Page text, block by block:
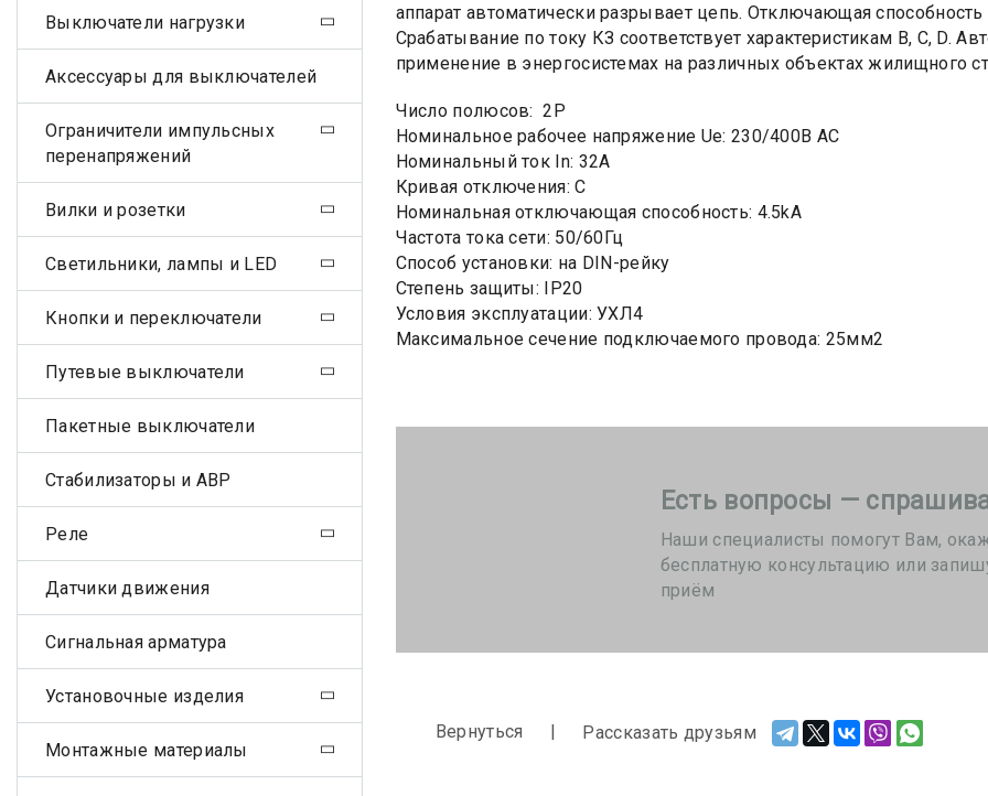
аппарат автоматически разрывает цепь. Отключающая
Срабатывание по току КЗ соответствует характеристикам B, C, D.
применение в энергосистемах на различных объектах жилищного
Число полюсов: 2Р
Номинальное рабочее напряжение Ue: 230/400В AC
Номинальный ток In: 32А
Кривая отключения: C
Номинальная отключающая способность: 4.5kA
Частота тока сети: 50/60Гц
Способ установки: на DIN-рейку
Степень защиты: IP20
Условия эксплуатации: УХЛ4
Максимальное сечение подключаемого провода: 25мм2
Есть вопросы —
Наши специалисты помогут Вам,
бесплатную консультацию или
приём
Вернуться Рассказать друзьям
Выключатели нагрузки
Аксессуары для выключателей
Ограничители импульсных
перенапряжений
Вилки и розетки
Светильники, лампы и LED
Кнопки и переключатели
Путевые выключатели
Пакетные выключатели
Стабилизаторы и АВР
Реле
Датчики движения
Сигнальная арматура
Установочные изделия
Монтажные материалы